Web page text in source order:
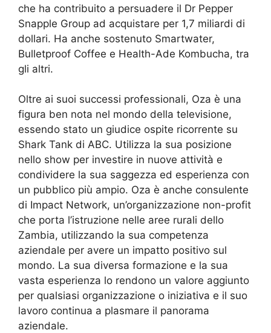
che ha contribuito a persuadere il Dr Pepper
Snapple Group ad acquistare per 1,7 miliardi di
dollari. Ha anche sostenuto Smartwater,
Bulletproof Coffee e Health-Ade Kombucha, tra
gli altri.
Oltre ai suoi successi professionali, Oza è una
figura ben nota nel mondo della televisione,
essendo stato un giudice ospite ricorrente su
Shark Tank di ABC. Utilizza la sua posizione
nello show per investire in nuove attività e
condividere la sua saggezza ed esperienza con
un pubblico più ampio. Oza è anche consulente
di Impact Network, un’organizzazione non-profit
che porta l’istruzione nelle aree rurali dello
Zambia, utilizzando la sua competenza
aziendale per avere un impatto positivo sul
mondo. La sua diversa formazione e la sua
vasta esperienza lo rendono un valore aggiunto
per qualsiasi organizzazione o iniziativa e il suo
lavoro continua a plasmare il panorama
aziendale.